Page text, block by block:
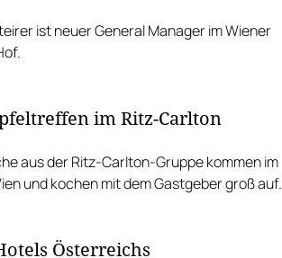
ist neuer General Manager im Wiener
im Ritz-Carlton
aus der Ritz-Carlton-Gruppe kommen im
und kochen mit dem Gastgeber groß auf.
Österreichs